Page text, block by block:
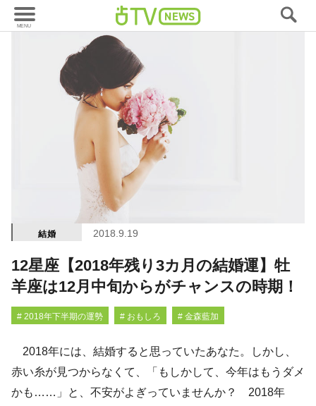
結婚 2018.9.19
12星座【2018年残り3カ月の結婚運】牡
羊座は12月中旬からがチャンスの時期！
# 2018年下半期の運勢 # おもしろ # 金森藍加
2018年には、結婚すると思っていたあなた。しかし、
赤い糸が見つからなくて、「もしかして、今年はもうダメ
かも……」と、不安がよぎっていませんか？ 2018年